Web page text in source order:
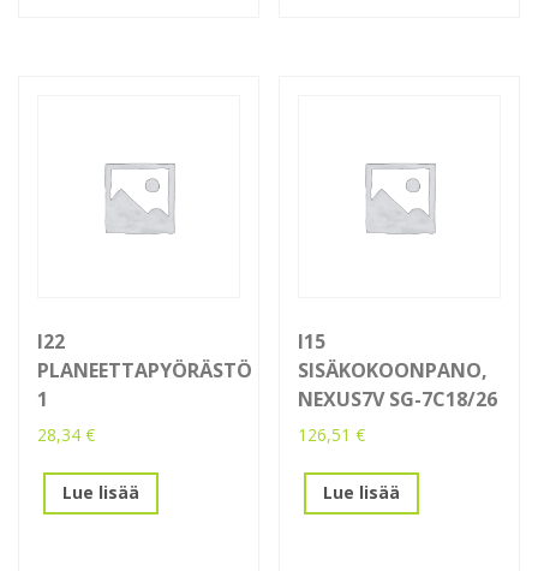
I22
PLANEETTAPYÖRÄSTÖ
1
28,34 €
Lue lisää
I15
SISÄKOKOONPANO,
NEXUS7V SG-7C18/26
126,51€
Lue lisää